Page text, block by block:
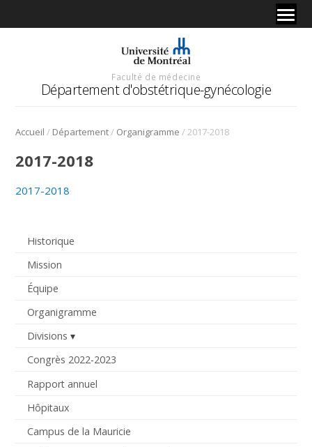
Faculté de médecine
Département d'obstétrique-gynécologie
Accueil / Département/ Organigramme /2017-2018
Historique
Mission
Équipe
Organigramme
Divisions
Congrès 2022-2023
Rapport annuel
Hôpitaux
Campus de la Mauricie
2017-2018
2017-2018